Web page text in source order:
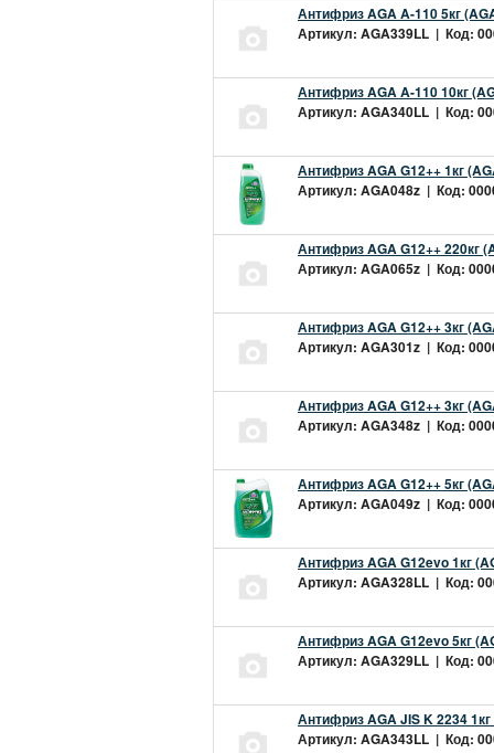
Антифриз AGA A-110 5кг
Артикул: AGA339LL | Код:
Антифриз AGA A-110 10кг
Артикул: AGA340LL | Код:
Антифриз AGA G12++ 1кг
Артикул: AGA048z | Код:
Антифриз AGA G12++ 220кг
Артикул: AGA065z | Код:
Антифриз AGA G12++ 3кг
Артикул: AGA301z | Код:
Антифриз AGA G12++ 3кг
Артикул: AGA348z | Код:
Антифриз AGA G12++ 5кг
Артикул: AGA049z | Код:
Антифриз AGA G12evo 1кг
Артикул: AGA328LL | Код:
Антифриз AGA G12evo 5кг
Артикул: AGA329LL | Код:
Антифриз AGA JIS K 2234
Артикул: AGA343LL | Код: